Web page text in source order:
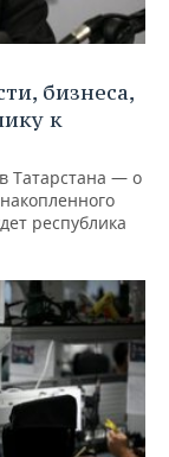
бизнеса,
к
Татарстана — о
республика